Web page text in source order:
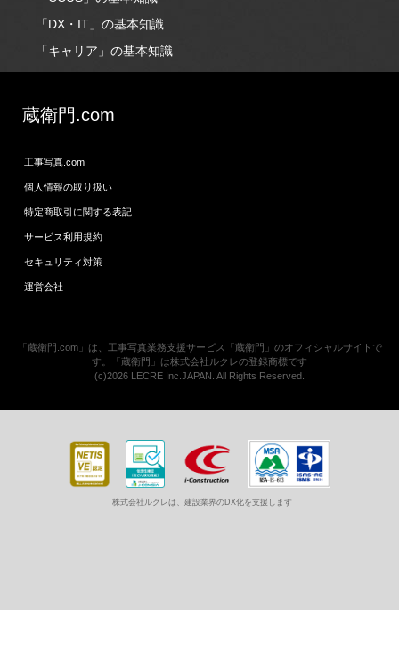
「DX・IT」の基本知識
「キャリア」の基本知識
蔵衛門.com
工事写真.com
個人情報の取り扱い
特定商取引に関する表記
サービス利用規約
セキュリティ対策
運営会社
「蔵衛門.com」は、工事写真業務支援サービス「蔵衛門」のオフィシャルサイトで
す。「蔵衛門」は株式会社ルクレの登録商標です
(c)2026 LECRE Inc.JAPAN. All Rights Reserved.
株式会社ルクレは、建設業界のDX化を支援します